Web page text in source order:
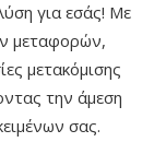
για εσάς! Με
μεταφορών,
μετακόμισης
την άμεση
σας.